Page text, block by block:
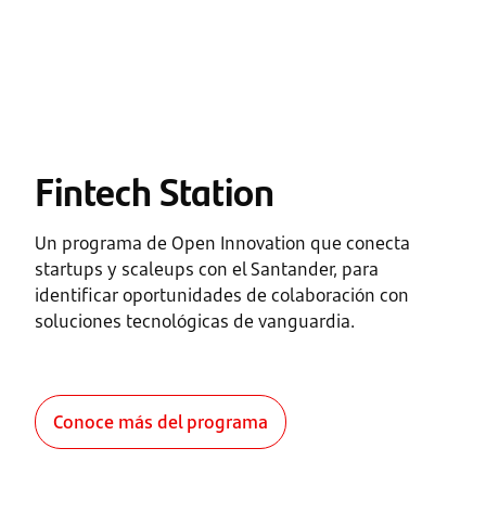
Fintech Station
Un programa de Open Innovation que conecta
startups y scaleups con el Santander, para
identificar oportunidades de colaboración con
soluciones tecnológicas de vanguardia.
Conoce más del programa